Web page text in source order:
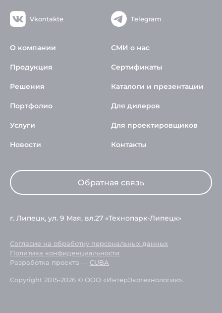
Vkontakte Telegram
О компании
Продукция
Решения
Портфолио
Услуги
Новости
СМИ о нас
Сертификаты
Каталоги и презентации
Для дилеров
Для проектировщиков
Контакты
Обратная связь
г. Липецк, ул. 9 Мая, вл.27 «Технопарк-Липецк»
Согласие на обработку персональных данных
Политика конфиденциальности
Разработка проекта — CUBA
Copyright 2015-2026 © ООО «ИнтерЭкотехнологии».